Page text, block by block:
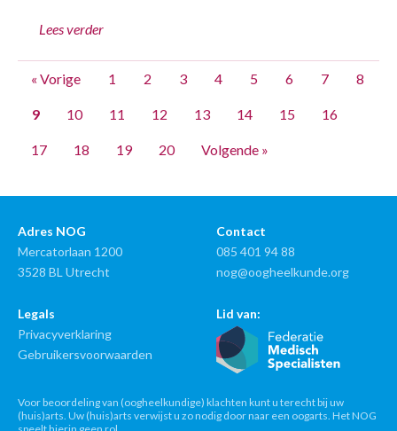
Lees verder
« Vorige 1 2 3 4 5 6 7 8
9 10 11 12 13 14 15 16
17 18 19 20 Volgende »
Adres NOG
Mercatorlaan 1200
3528 BL Utrecht
Contact
085 401 94 88
nog@oogheelkunde.org
Legals
Privacyverklaring
Gebruikersvoorwaarden
Lid van:
Voor beoordeling van (oogheelkundige) klachten kunt u terecht bij uw
(huis)arts. Uw (huis)arts verwijst u zo nodig door naar een oogarts. Het NOG